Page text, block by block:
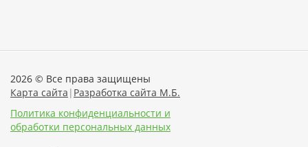
2026 © Все права защищены
Карта сайта | Разработка сайта М.Б.
Политика конфиденциальности и
обработки персональных данных